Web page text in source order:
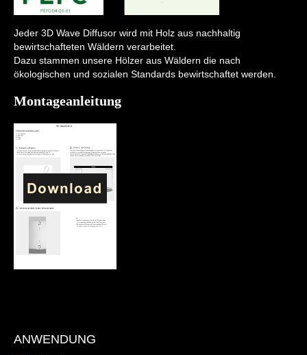
Jeder 3D Wave Diffusor wird mit Holz aus nachhaltig
bewirtschafteten Wäldern verarbeitet.
Dazu stammen unsere Hölzer aus Wäldern die nach
ökologischen und sozialen Standards bewirtschaftet werden.
Montageanleitung
ANWENDUNG